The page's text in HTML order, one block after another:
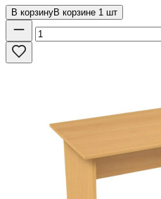
В корзинуВ корзине 1 шт